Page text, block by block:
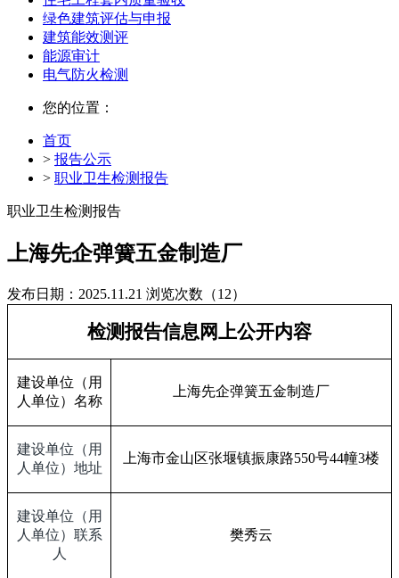
绿色建筑评估与申报
建筑能效测评
能源审计
电气防火检测
您的位置：
首页
> 报告公示
> 职业卫生检测报告
职业卫生检测报告
上海先企弹簧五金制造厂
发布日期：2025.11.21 浏览次数（12）
检测报告信息网上公开内容
建设单位（用
人单位）名称
上海先企弹簧五金制造厂
建设单位（用
人单位）地址
上海市金山区张堰镇振康路550号44幢3楼
建设单位（用
人单位）联系
人
樊秀云